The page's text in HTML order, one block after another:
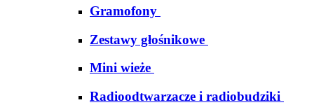
Gramofony
Zestawy głośnikowe
Mini wieże
Radioodtwarzacze i radiobudziki